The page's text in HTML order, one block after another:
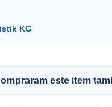
KG
este item